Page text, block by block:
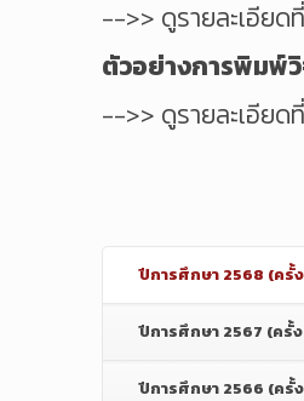
-->> ดูรายละเอียด
ตัวอย่างการพิมพ์
-->> ดูรายละเอียด
ปีการศึกษา 2568 (ครั้
ปีการศึกษา 2567 (ครั้ง
ปีการศึกษา 2566 (ครั้